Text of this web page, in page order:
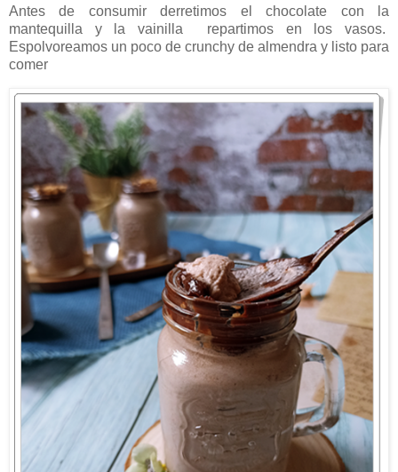
Antes de consumir derretimos el chocolate con la
mantequilla y la vainilla repartimos en los vasos.
Espolvoreamos un poco de crunchy de almendra y listo para
comer